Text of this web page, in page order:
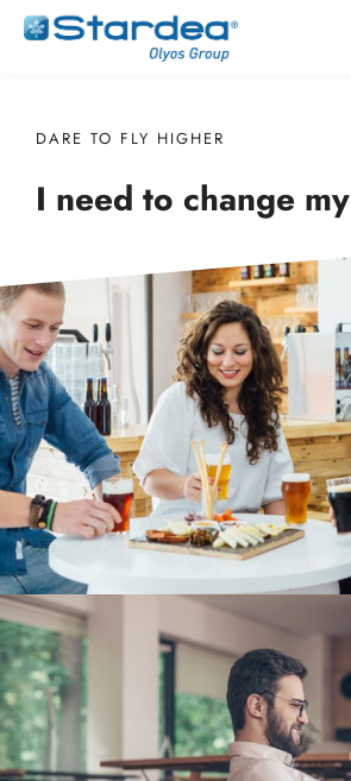
DARE TO FLY HIGHER
I need to change my